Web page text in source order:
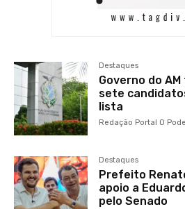
Destaques
Governo do
sete
lista
Redação Portal O
Destaques
Prefeito
apoio a
pelo Senado